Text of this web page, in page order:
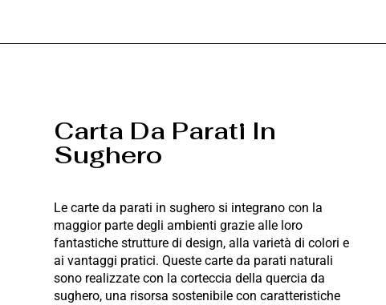
Carta Da Parati In
Sughero
Le carte da parati in sughero si integrano con la
maggior parte degli ambienti grazie alle loro
fantastiche strutture di design, alla varietà di colori e
ai vantaggi pratici. Queste carte da parati naturali
sono realizzate con la corteccia della quercia da
sughero, una risorsa sostenibile con caratteristiche